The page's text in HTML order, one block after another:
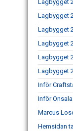
Lagbygget
Lagbygget
Lagbygget
Lagbygget
Lagbygget
Lagbygget
Inför
Inför Onsala
Marcus
Hemsidan